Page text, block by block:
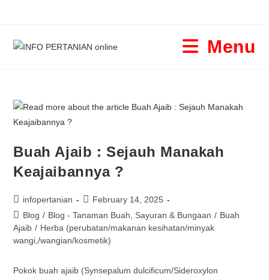
Menu
Buah Ajaib : Sejauh Manakah
Keajaibannya ?
infopertanian
February 14, 2025
Blog / Blog - Tanaman Buah, Sayuran & Bungaan / Buah
Ajaib / Herba (perubatan/makanan kesihatan/minyak
wangi,/wangian/kosmetik)
Pokok buah ajaib (Synsepalum dulcificum/Sideroxylon